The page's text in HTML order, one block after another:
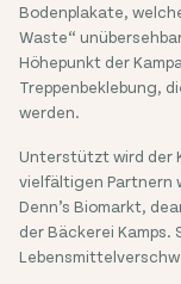
Bodenplakate,
Waste“
Höhepunkt der
Treppenbeklebung,
werden.
Unterstützt wird der
vielfältigen Partnern
Denn’s Biomarkt,
der Bäckerei Kamps.